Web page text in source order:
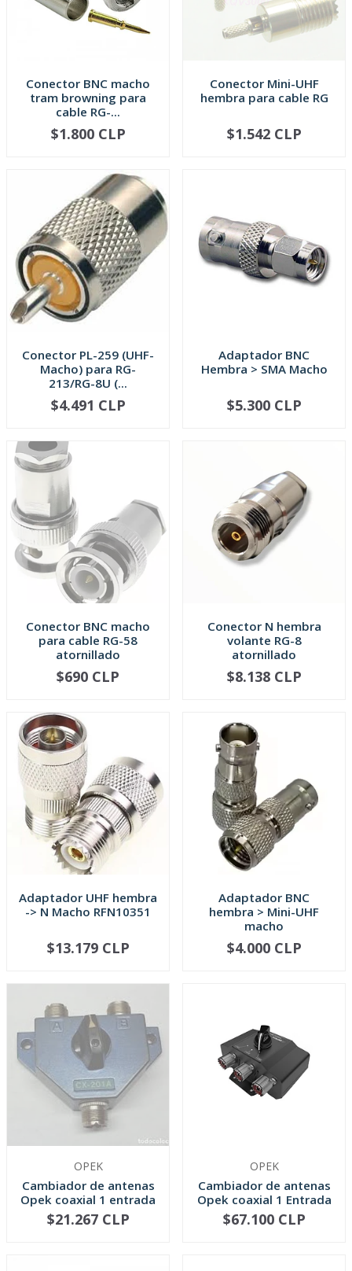
Conector BNC macho
tram browning para
cable RG-...
+
$1.800 CLP
Conector Mini-UHF
hembra para cable RG
NO DISPONIBLE
$1.542 CLP
Conector PL-259 (UHF-
Macho) para RG-
213/RG-8U (...
+
$4.491 CLP
Adaptador BNC
Hembra > SMA Macho
+
$5.300 CLP
Conector BNC macho
para cable RG-58
atornillado
NO DISPONIBLE
$690 CLP
Conector N hembra
volante RG-8
atornillado
+
$8.138 CLP
Adaptador UHF hembra
-> N Macho RFN10351
+
$13.179 CLP
Adaptador BNC
hembra > Mini-UHF
macho
+
$4.000 CLP
OPEK
Cambiador de antenas
Opek coaxial 1 entrada
/2 ...
NO DISPONIBLE
$21.267 CLP
OPEK
Cambiador de antenas
Opek coaxial 1 Entrada
3 S...
+
$67.100 CLP